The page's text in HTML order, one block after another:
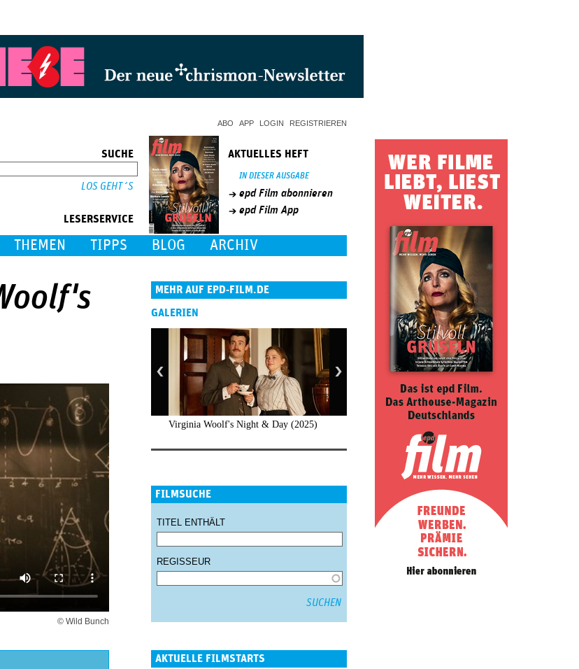
ABO APP LOGIN REGISTRIEREN
SUCHE
LESERSERVICE
AKTUELLES HEFT
IN DIESER AUSGABE
epd Film abonnieren
epd Film App
THEMEN TIPPS BLOG ARCHIV
© Wild Bunch
MEHR AUF EPD-FILM.DE
GALERIEN
Virginia Woolf's Night & Day (2025)
FILMSUCHE
TITEL ENTHÄLT
REGISSEUR
AKTUELLE FILMSTARTS